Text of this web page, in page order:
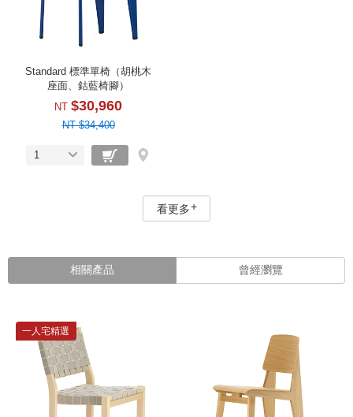
Standard 標準單椅（胡桃木
座面、鈷藍椅腳）
NT $30,960
NT $34,400
1
看更多
相關產品 曾經瀏覽
一人宅精選